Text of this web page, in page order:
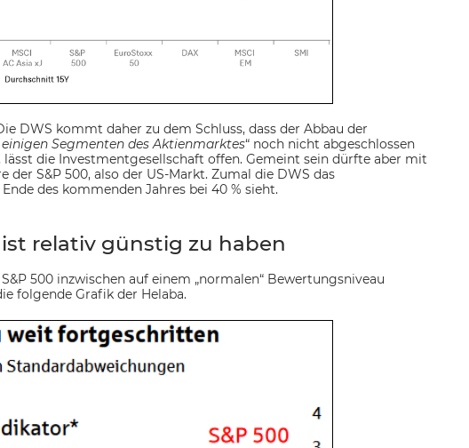
DWS kommt daher zu dem Schluss, dass der Abbau der
Segmenten des Aktienmarktes“ noch nicht abgeschlossen
lässt die Investmentgesellschaft offen. Gemeint sein dürfte aber mit
der S&P 500, also der US-Markt. Zumal die DWS das
des kommenden Jahres bei 40 % sieht.
ist relativ günstig zu haben
500 inzwischen auf einem „normalen“ Bewertungsniveau
folgende Grafik der Helaba.